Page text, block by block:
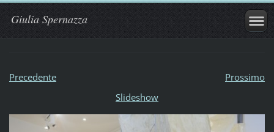
Giulia Spernazza
Precedente
Prossimo
Slideshow